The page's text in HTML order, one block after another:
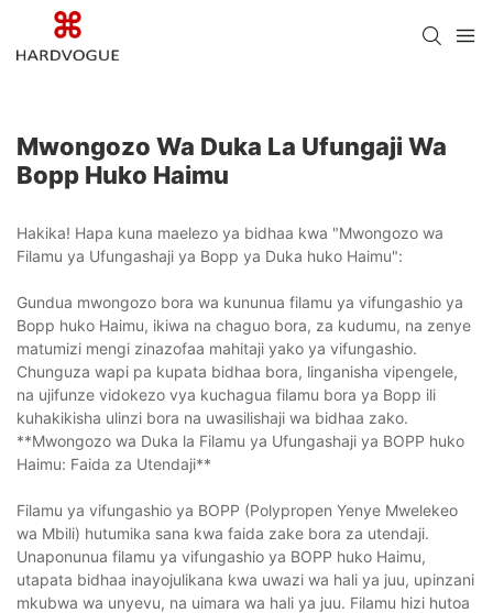
Mwongozo Wa Duka La Ufungaji Wa
Bopp Huko Haimu
Hakika! Hapa kuna maelezo ya bidhaa kwa "Mwongozo wa
Filamu ya Ufungashaji ya Bopp ya Duka huko Haimu":
Gundua mwongozo bora wa kununua filamu ya vifungashio ya
Bopp huko Haimu, ikiwa na chaguo bora, za kudumu, na zenye
matumizi mengi zinazofaa mahitaji yako ya vifungashio.
Chunguza wapi pa kupata bidhaa bora, linganisha vipengele,
na ujifunze vidokezo vya kuchagua filamu bora ya Bopp ili
kuhakikisha ulinzi bora na uwasilishaji wa bidhaa zako.
**Mwongozo wa Duka la Filamu ya Ufungashaji ya BOPP huko
Haimu: Faida za Utendaji**
Filamu ya vifungashio ya BOPP (Polypropen Yenye Mwelekeo
wa Mbili) hutumika sana kwa faida zake bora za utendaji.
Unaponunua filamu ya vifungashio ya BOPP huko Haimu,
utapata bidhaa inayojulikana kwa uwazi wa hali ya juu, upinzani
mkubwa wa unyevu, na uimara wa hali ya juu. Filamu hizi hutoa